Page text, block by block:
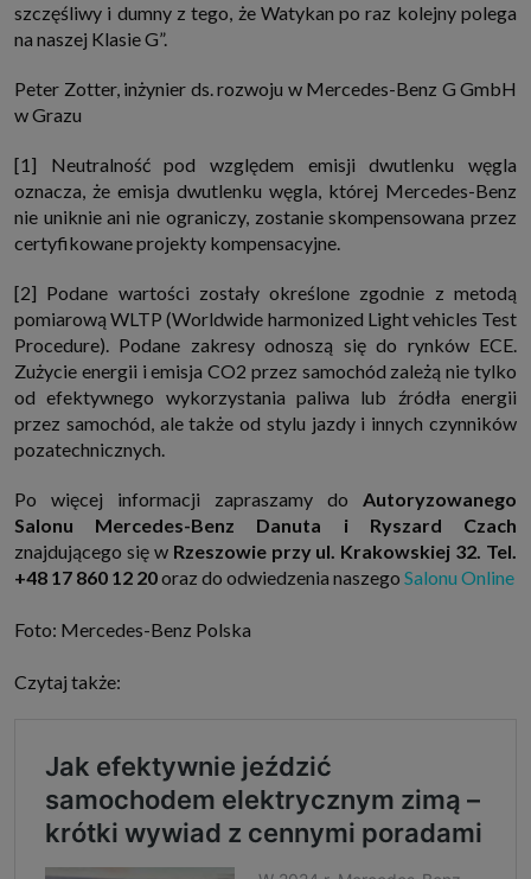
szczęśliwy i dumny z tego, że Watykan po raz kolejny polega
na naszej Klasie G”.
Peter Zotter, inżynier ds. rozwoju w Mercedes-Benz G GmbH
w Grazu
[1] Neutralność pod względem emisji dwutlenku węgla
oznacza, że emisja dwutlenku węgla, której Mercedes-Benz
nie uniknie ani nie ograniczy, zostanie skompensowana przez
certyfikowane projekty kompensacyjne.
[2] Podane wartości zostały określone zgodnie z metodą
pomiarową WLTP (Worldwide harmonized Light vehicles Test
Procedure). Podane zakresy odnoszą się do rynków ECE.
Zużycie energii i emisja CO2 przez samochód zależą nie tylko
od efektywnego wykorzystania paliwa lub źródła energii
przez samochód, ale także od stylu jazdy i innych czynników
pozatechnicznych.
Po więcej informacji zapraszamy do Autoryzowanego
Salonu Mercedes-Benz Danuta i Ryszard Czach
znajdującego się w Rzeszowie przy ul. Krakowskiej 32. Tel.
+48 17 860 12 20oraz do odwiedzenia naszego Salonu Online
Foto: Mercedes-Benz Polska
Czytaj także: